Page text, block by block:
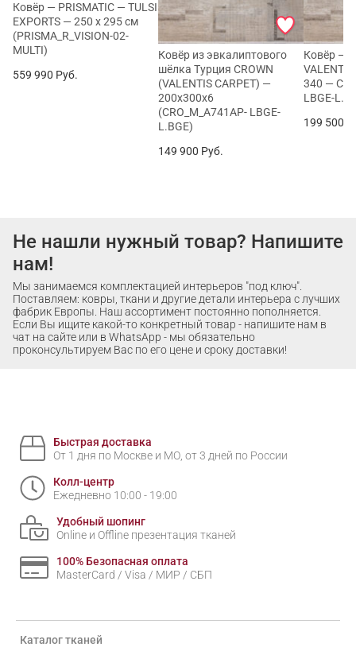
Ковёр — PRISMATIC — TULSI
EXPORTS — 250 x 295 см
(PRISMA_R_VISION-02-
MULTI)
559 990 Руб.
Ковёр из эвкалиптового
шёлка Турция CROWN
(VALENTIS CARPET) —
200x300x6
(CRO_M_A741AP- LBGE-
L.BGE)
149 900 Руб.
Ковёр —
340 —
LBGE-
199 500
Не нашли нужный товар? Напишите
нам!
Мы занимаемся комплектацией интерьеров "под ключ".
Поставляем: ковры, ткани и другие детали интерьера с лучших
фабрик Европы. Наш ассортимент постоянно пополняется.
Если Вы ищите какой-то конкретный товар - напишите нам в
чат на сайте или в WhatsApp - мы обязательно
проконсультируем Вас по его цене и сроку доставки!
Быстрая доставка
От 1 дня по Москве и МО, от 3 дней по России
Колл-центр
Ежедневно 10:00 - 19:00
Удобный шопинг
Online и Offline презентация тканей
100% Безопасная оплата
MasterCard / Visa / МИР / СБП
Каталог тканей